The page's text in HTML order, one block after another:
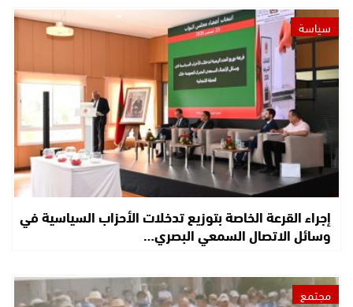
سياسة
إجراء القرعة الخاصة بتوزيع تدخلات الأحزاب السياسية في
وسائل الاتصال السمعي البصري…
مجتمع